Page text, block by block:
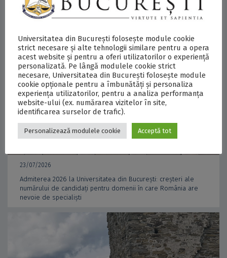
23/07/2026
Admiterea 2026 la Universitatea din București: creșteri ale
numărului de candidați pentru domenii în care România are
nevoie de specialiști
Universitatea din București folosește module cookie
strict necesare și alte tehnologii similare pentru a opera
acest website și pentru a oferi utilizatorilor o experiență
personalizată. Pe lângă modulele cookie strict
necesare, Universitatea din București folosește module
cookie opționale pentru a îmbunătăți și personaliza
experiența utilizatorilor, pentru a analiza performanța
website-ului (ex. numărarea vizitelor în site,
identificarea surselor de trafic).
Personalizează modulele cookie Acceptă tot